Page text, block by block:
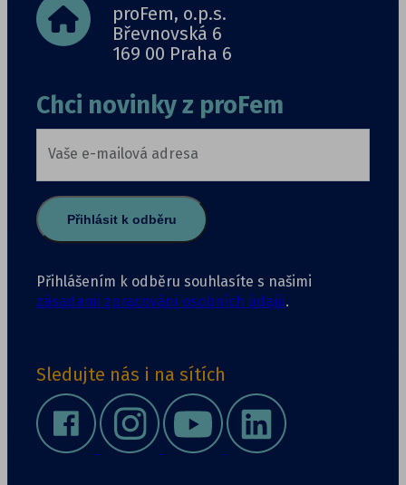
proFem, o.p.s.
Břevnovská 6
169 00 Praha 6
Chci novinky z proFem
Vaše e-mailová adresa
Přihlásit k odběru
Přihlášením k odběru souhlasíte s našimi
zásadami zpracování osobních údajů.
Sledujte nás i na sítích